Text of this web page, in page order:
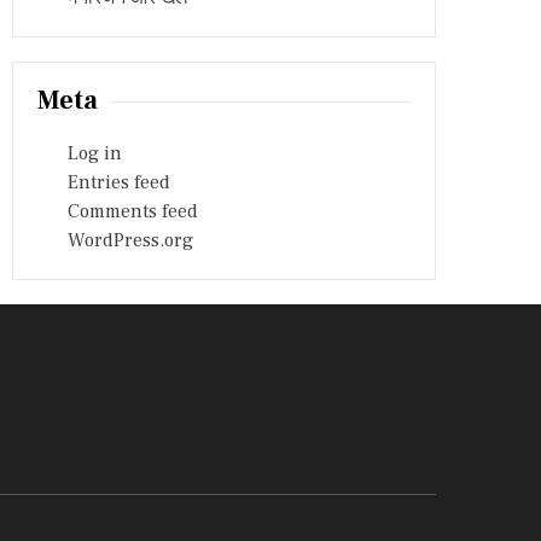
Meta
Log in
Entries feed
Comments feed
WordPress.org